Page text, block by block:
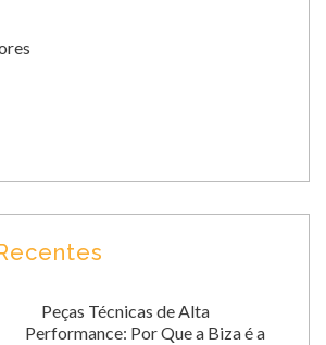
Peças Técnicas de Alta
Performance: Por Que a Biza é a